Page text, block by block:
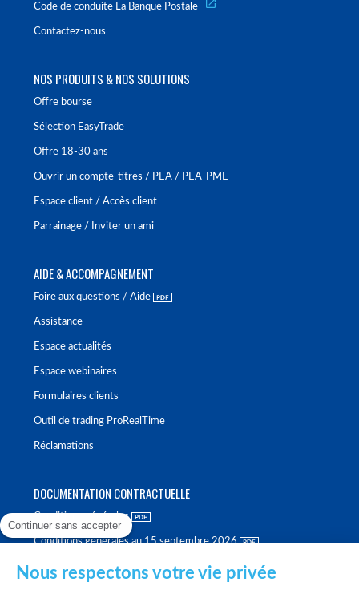
Code de conduite La Banque Postale
Contactez-nous
NOS PRODUITS & NOS SOLUTIONS
Offre bourse
Sélection EasyTrade
Offre 18-30 ans
Ouvrir un compte-titres / PEA / PEA-PME
Espace client / Accès client
Parrainage / Inviter un ami
AIDE & ACCOMPAGNEMENT
Foire aux questions / Aide
Assistance
Espace actualités
Espace webinaires
Formulaires clients
Outil de trading ProRealTime
Réclamations
DOCUMENTATION CONTRACTUELLE
Conditions générales
Conditions générales au 15 septembre 2026
Continuer sans accepter
Nous respectons votre vie privée